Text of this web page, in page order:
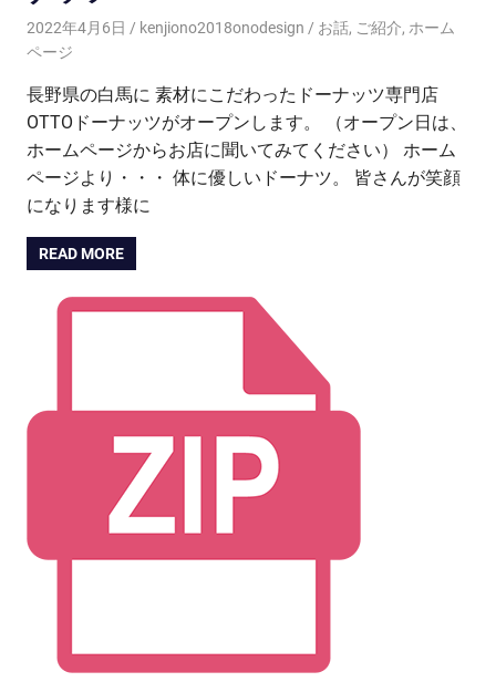
2022年4月6日 kenjiono2018onodesign お話, ご紹介, ホーム
ページ
長野県の白馬に 素材にこだわったドーナッツ専門店
OTTOドーナッツがオープンします。 （オープン日は、
ホームページからお店に聞いてみてください） ホーム
ページより・・・ 体に優しいドーナツ。 皆さんが笑顔
になります様に
READ MORE